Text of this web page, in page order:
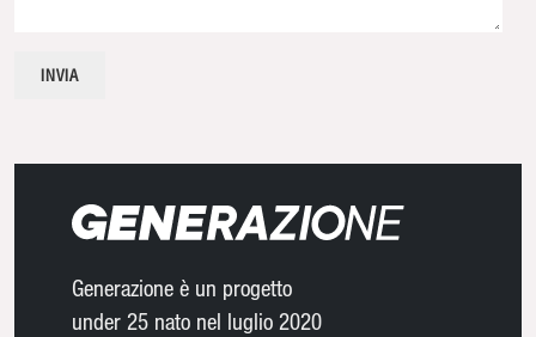
Generazione è un progetto
under 25 nato nel luglio 2020